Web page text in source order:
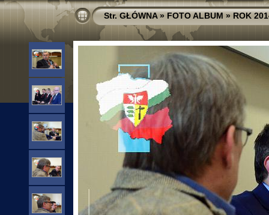
Str. GŁÓWNA»FOTO ALBUM»ROK